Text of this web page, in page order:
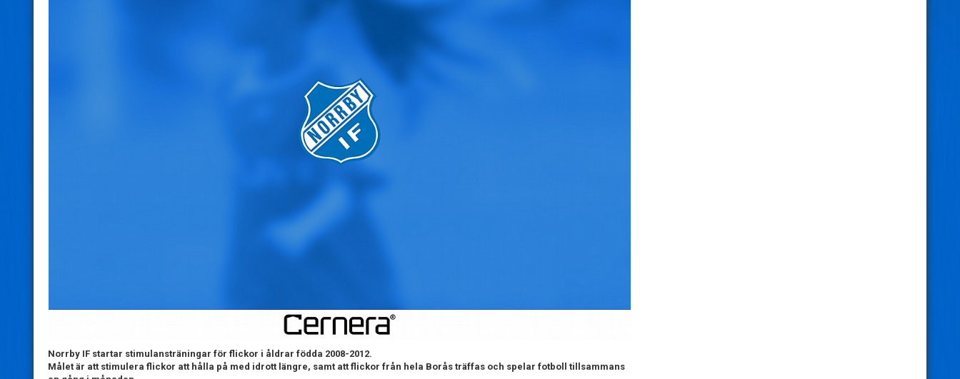
Norrby IF startar stimulansträningar för flickor i åldrar födda 2008-2012.
Målet är att stimulera flickor att hålla på med idrott längre, samt att flickor från hela Borås träffas och spelar fotboll tillsammans